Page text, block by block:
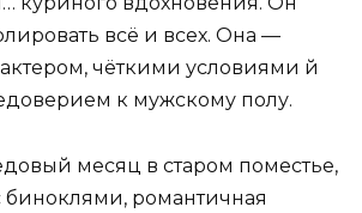
всё и всех. Она —
чёткими условиями й
к мужскому полу.
месяц в старом поместье,
биноклями, романтичная